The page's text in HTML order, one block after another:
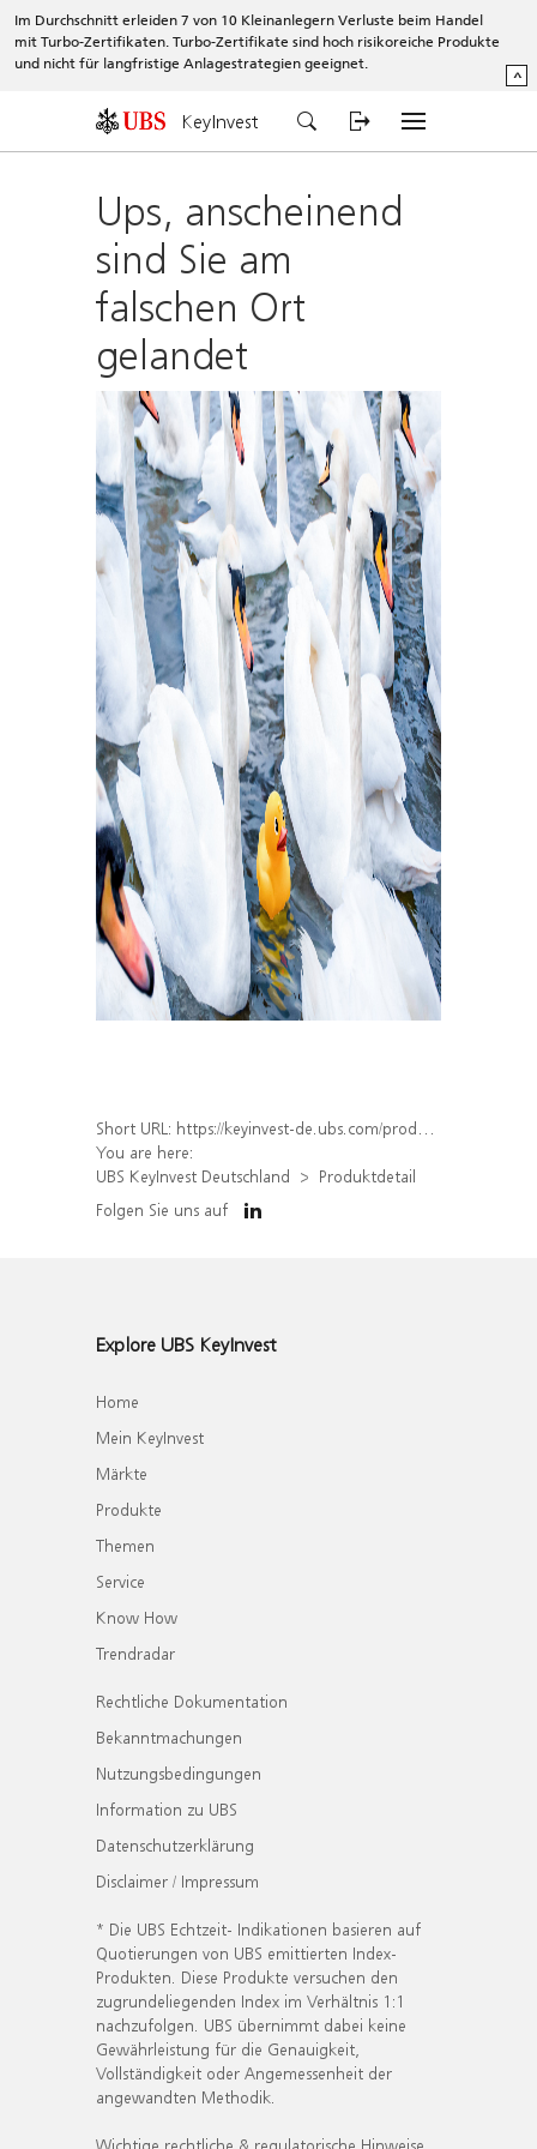
Im Durchschnitt erleiden 7 von 10 Kleinanlegern Verluste beim Handel
mit Turbo-Zertifikaten. Turbo-Zertifikate sind hoch risikoreiche Produkte
und nicht für langfristige Anlagestrategien geeignet.
^
KeyInvest
Ups, anscheinend
sind Sie am
falschen Ort
gelandet
Short URL: https://keyinvest-de.ubs.com/produkt/detail/index/isin/DE000WA66M90
You are here:
UBS KeyInvest Deutschland
Produktdetail
Folgen Sie uns auf
Explore UBS KeyInvest
Home
Mein KeyInvest
Märkte
Produkte
Themen
Service
Know How
Trendradar
Rechtliche Dokumentation
Bekanntmachungen
Nutzungsbedingungen
Information zu UBS
Datenschutzerklärung
Disclaimer / Impressum
* Die UBS Echtzeit- Indikationen basieren auf
Quotierungen von UBS emittierten Index-
Produkten. Diese Produkte versuchen den
zugrundeliegenden Index im Verhältnis 1:1
nachzufolgen. UBS übernimmt dabei keine
Gewährleistung für die Genauigkeit,
Vollständigkeit oder Angemessenheit der
angewandten Methodik.